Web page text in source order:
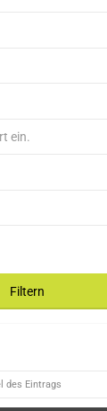
Filtern
des Eintrags